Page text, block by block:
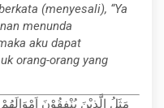
(menyesali), “Ya
menunda
aku dapat
orang-orang yang
مَثَلُ الَّذِيْنَ يُنْفِقُوْنَ